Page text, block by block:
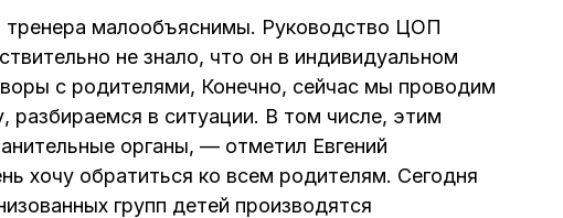
малообъяснимы. Руководство ЦОП
не знало, что он в индивидуальном
с родителями, Конечно, сейчас мы проводим
разбираемся в ситуации. В том числе, этим
органы, — отметил Евгений
хочу обратиться ко всем родителям. Сегодня
групп детей производятся